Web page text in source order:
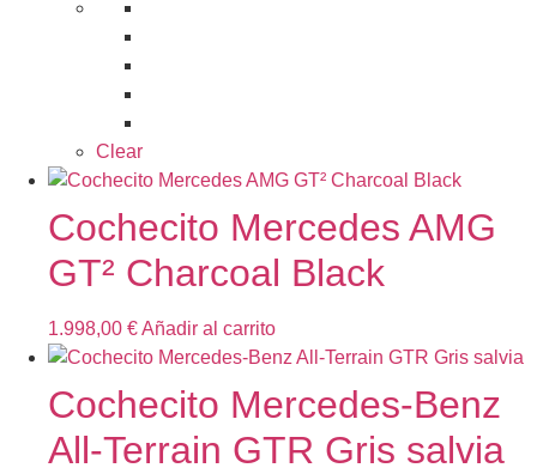
se
elegir
en
de
Clear
Cochecito Mercedes AMG
GT² Charcoal Black
1.998,00 €Añadir al carrito
Cochecito Mercedes-Benz
All-Terrain GTR Gris salvia